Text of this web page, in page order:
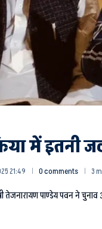
में इतनी
21:49 0 comments 3
तेजनारायण पाण्डेय पवन ने